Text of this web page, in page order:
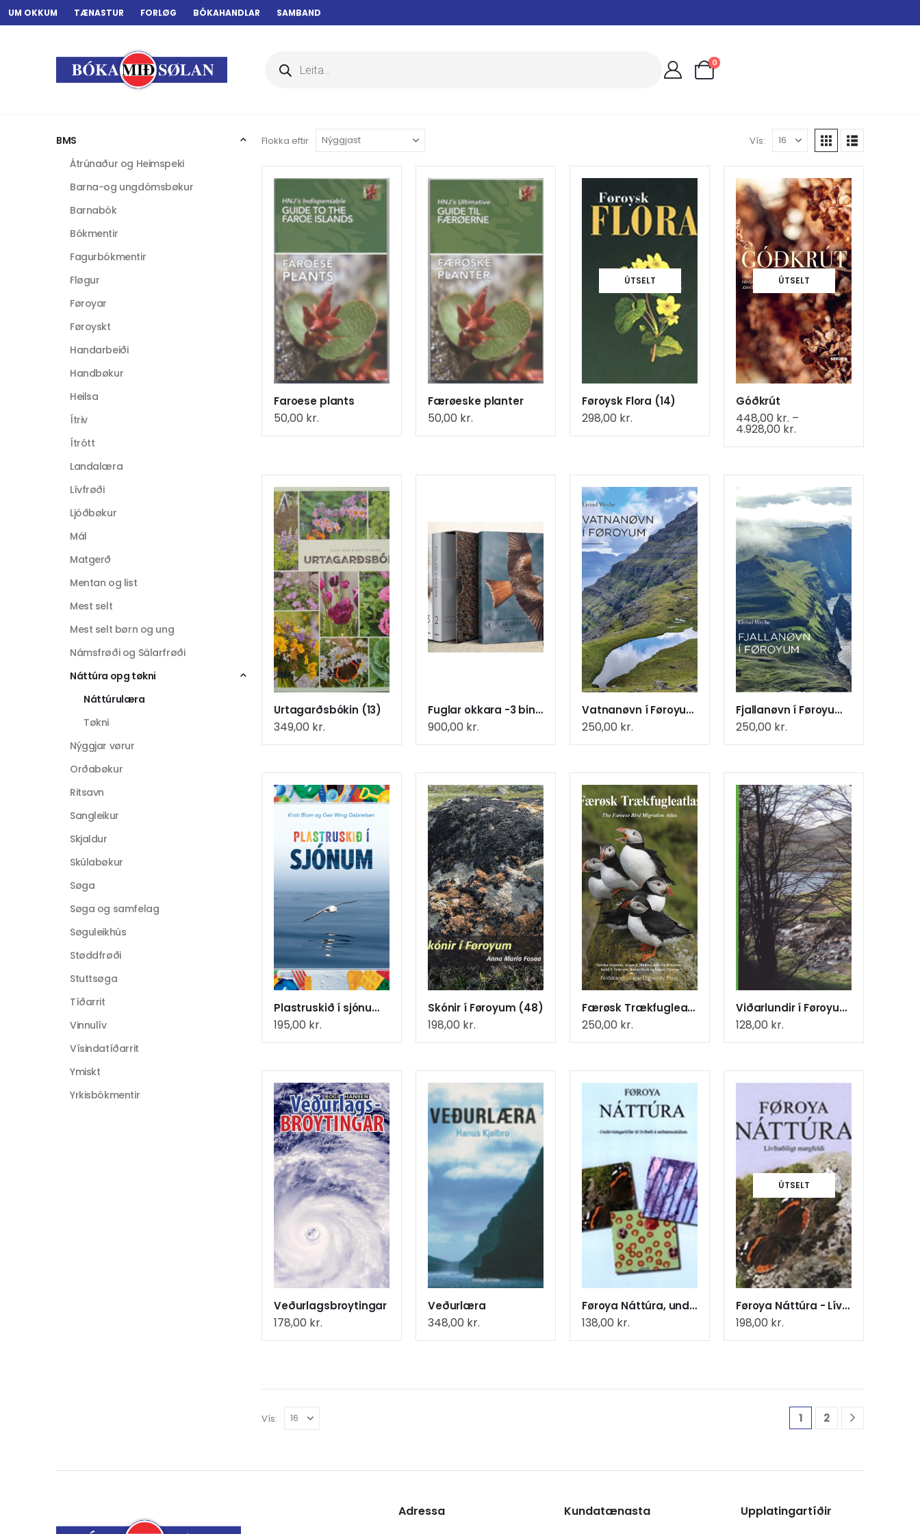
UM OKKUM TÆNASTUR FORLØG BÓKAHANDLAR SAMBAND
search 0
Flokka eftir Vís:
Faroese plants
50,00 kr.
Færøeske planter
50,00 kr.
ÚTSELT
Føroysk Flora (14)
298,00 kr.
ÚTSELT
Góðkrút
448,00 kr. –
4.928,00 kr.
448,00 kr.
4.928,00 kr.
Urtagarðsbókin (13)
349,00 kr.
Fuglar okkara -3 bind í flottum húsa + fikkubók
900,00 kr.
Vatnanøvn í Føroyum (40)
250,00 kr.
Fjallanøvn í Føroyum (40)
250,00 kr.
Plastruskið í sjónum (19)
195,00 kr.
Skónir í Føroyum (48)
198,00 kr.
Færøsk Trækfugleatlas
250,00 kr.
Viðarlundir í Føroyum (50)
128,00 kr.
Veðurlagsbroytingar
178,00 kr.
Veðurlæra
348,00 kr.
Føroya Náttúra, undirvísingar-
138,00 kr.
ÚTSELT
Føroya Náttúra - Lívfrøðiligt margfeldi
198,00 kr.
Vís: 1 2
BMS
Átrúnaður og Heimspeki
Barna-og ungdómsbøkur
Barnabók
Bókmentir
Fagurbókmentir
Fløgur
Føroyar
Føroyskt
Handarbeiði
Handbøkur
Heilsa
Ítriv
Ítrótt
Landalæra
Lívfrøði
Ljóðbøkur
Mál
Matgerð
Mentan og list
Mest selt
Mest selt børn og ung
Námsfrøði og Sálarfrøði
Náttúra opg tøkni
Náttúrulæra
Tøkni
Nýggjar vørur
Orðabøkur
Ritsavn
Sangleikur
Skjaldur
Skúlabøkur
Søga
Søga og samfelag
Søguleikhús
Støddfrøði
Stuttsøga
Tíðarrit
Vinnulív
Vísindatíðarrit
Ymiskt
Yrkisbókmentir
Adressa Kundatænasta Upplatingartíðir